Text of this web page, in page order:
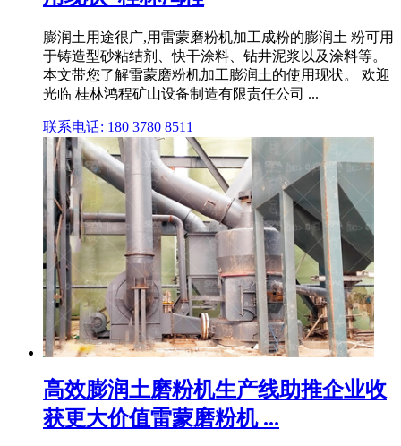
膨润土用途很广,用雷蒙磨粉机加工成粉的膨润土 粉可用
于铸造型砂粘结剂、快干涂料、钻井泥浆以及涂料等。
本文带您了解雷蒙磨粉机加工膨润土的使用现状。 欢迎
光临 桂林鸿程矿山设备制造有限责任公司 ...
联系电话: 180 3780 8511
高效膨润土磨粉机生产线助推企业收
获更大价值雷蒙磨粉机 ...